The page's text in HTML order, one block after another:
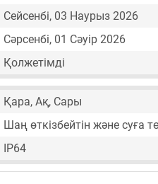
Сейсенбі, 03 Наурыз 2026
Сәрсенбі, 01 Сәуір 2026
Қолжетімді
Қара, Ақ, Сары
Шаң өткізбейтін және суға
IP64